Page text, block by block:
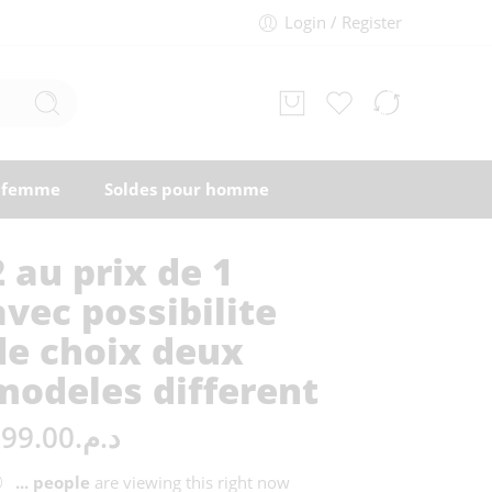
Login / Register
Soldes pour homme
au prix de 1
possibilite
choix deux
different
د.م.
... people are viewing this right now